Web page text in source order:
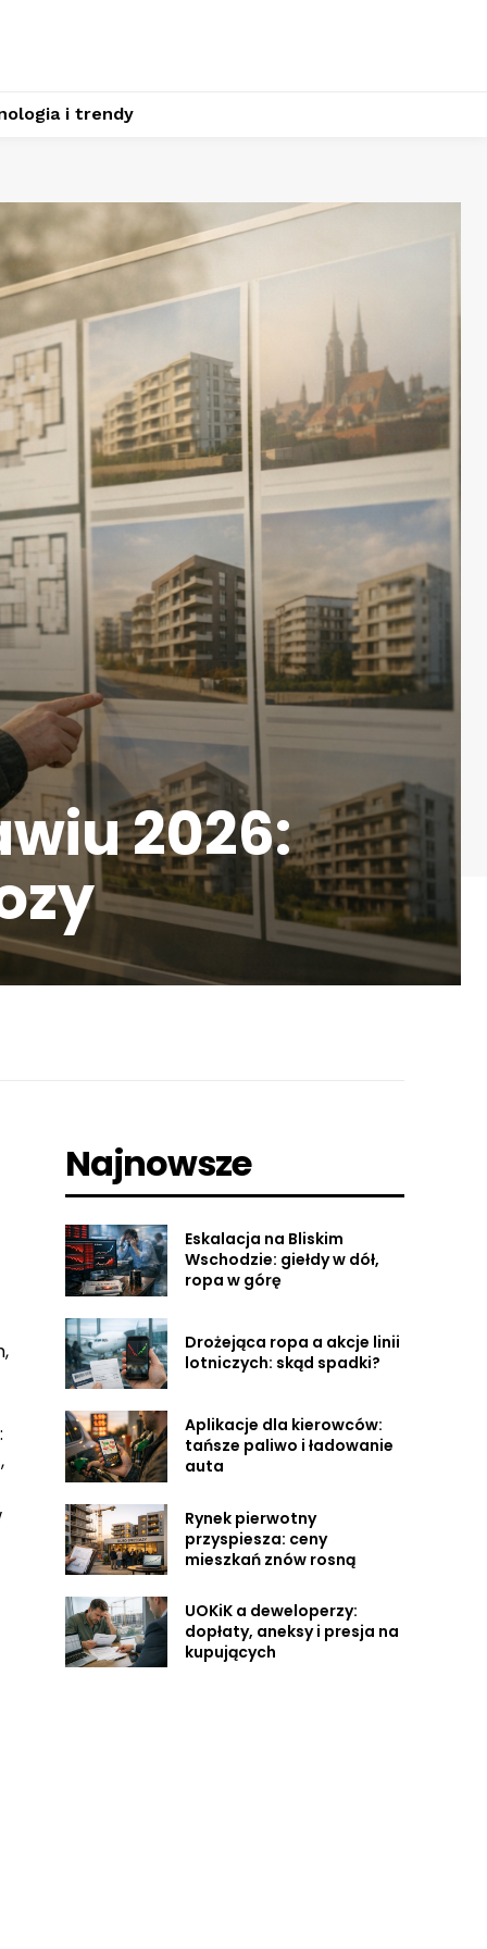
i trendy
2026:
Najnowsze
Eskalacja na Bliskim
Wschodzie: giełdy w dół,
ropa w górę
Drożejąca ropa a akcje linii
lotniczych: skąd spadki?
Aplikacje dla kierowców:
tańsze paliwo i ładowanie
auta
Rynek pierwotny
przyspiesza: ceny
mieszkań znów rosną
UOKiK a deweloperzy:
dopłaty, aneksy i presja na
kupujących